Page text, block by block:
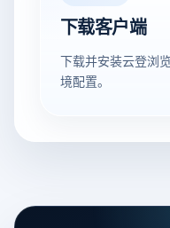
下载客户端
下载并安装云登浏
境配置。